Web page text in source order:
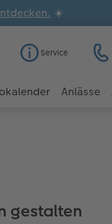
☀️
Service
Anlässe
gestalten